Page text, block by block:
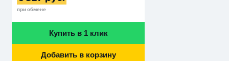
при обмене
Купить в 1 клик
Добавить в корзину